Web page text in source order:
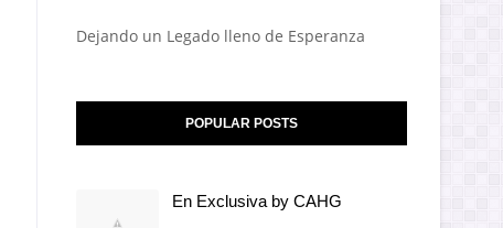
Dejando un Legado lleno de Esperanza
POPULAR POSTS
En Exclusiva by CAHG